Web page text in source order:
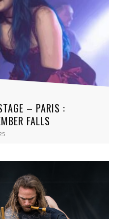
– PARIS :
FALLS